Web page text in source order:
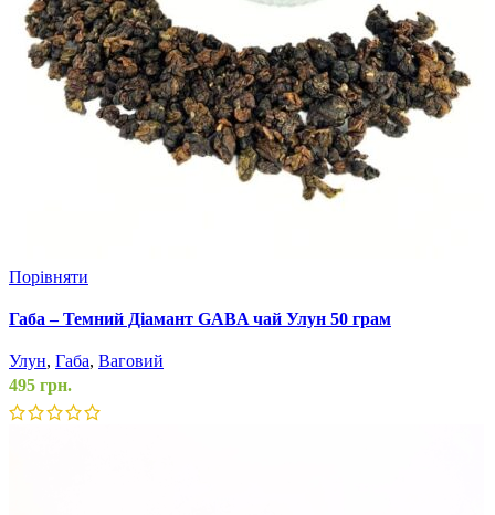
Порівняти
Габа – Темний Діамант GABA чай Улун 50 грам
Улун, Габа, Ваговий
495 грн.